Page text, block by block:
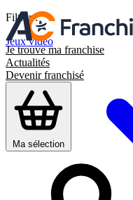
Je trouve ma franchise
Actualités
Devenir franchisé
Ma sélection
Filtrer :
Jeux vidéo